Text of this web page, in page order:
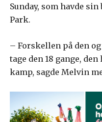
Sunday, som havde
Park.
– Forskellen på den
tage den 18 gange,
kamp, sagde Melvin